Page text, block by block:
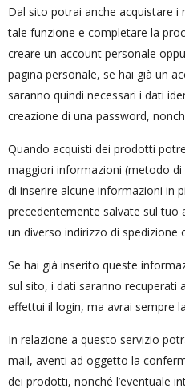
Dal sito potrai anche acquistare
tale funzione e completare la
creare un account personale
pagina personale, se hai già un
saranno quindi necessari i dati
creazione di una password,
Quando acquisti dei prodotti
maggiori informazioni (metodo
di inserire alcune informazioni in
precedentemente salvate sul tuo
un diverso indirizzo di spedizione
Se hai già inserito queste
sul sito, i dati saranno recuperati
effettui il login, ma avrai sempre
In relazione a questo servizio
mail, aventi ad oggetto la
dei prodotti, nonché l’eventuale